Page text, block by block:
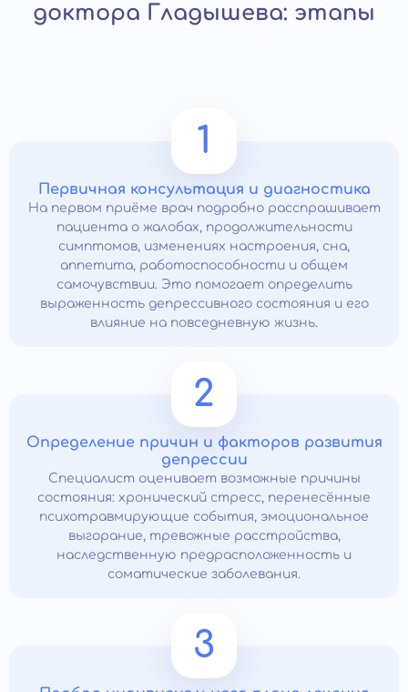
доктора Гладышева: этапы
1
Первичная консультация и диагностика
На первом приёме врач подробно расспрашивает
пациента о жалобах, продолжительности
симптомов, изменениях настроения, сна,
аппетита, работоспособности и общем
самочувствии. Это помогает определить
выраженность депрессивного состояния и его
влияние на повседневную жизнь.
2
Определение причин и факторов развития
депрессии
Специалист оценивает возможные причины
состояния: хронический стресс, перенесённые
психотравмирующие события, эмоциональное
выгорание, тревожные расстройства,
наследственную предрасположенность и
соматические заболевания.
3